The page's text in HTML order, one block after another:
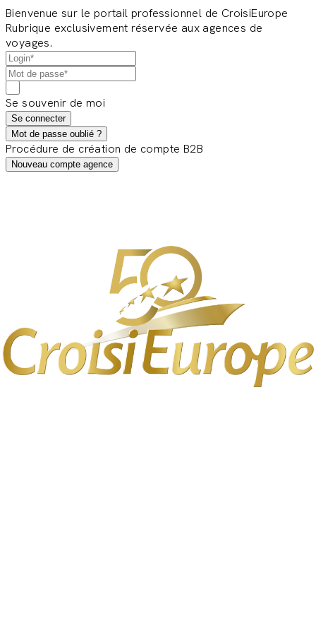
Bienvenue sur le portail professionnel de CroisiEurope
Rubrique exclusivement réservée aux agences de
voyages.
Se souvenir de moi
Se connecter
Mot de passe oublié ?
Procédure de création de compte B2B
Nouveau compte agence